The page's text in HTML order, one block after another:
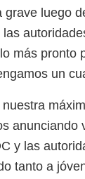
luego
más
un
y las
tanto a